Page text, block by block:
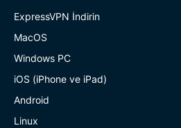
ExpressVPN İndirin
MacOS
Windows PC
iOS (iPhone ve iPad)
Android
Linux